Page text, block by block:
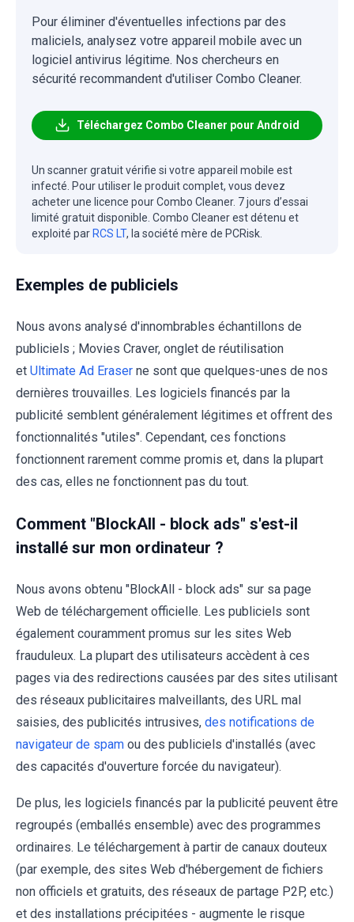
Pour éliminer d'éventuelles infections par des
maliciels, analysez votre appareil mobile avec un
logiciel antivirus légitime. Nos chercheurs en
sécurité recommandent d'utiliser Combo Cleaner.
Téléchargez Combo Cleaner pour Android
Un scanner gratuit vérifie si votre appareil mobile est
infecté. Pour utiliser le produit complet, vous devez
acheter une licence pour Combo Cleaner. 7 jours d’essai
limité gratuit disponible. Combo Cleaner est détenu et
exploité par RCS LT, la société mère de PCRisk.
Exemples de publiciels
Nous avons analysé d'innombrables échantillons de
publiciels ; Movies Craver, onglet de réutilisation
et Ultimate Ad Eraser ne sont que quelques-unes de nos
dernières trouvailles. Les logiciels financés par la
publicité semblent généralement légitimes et offrent des
fonctionnalités "utiles". Cependant, ces fonctions
fonctionnent rarement comme promis et, dans la plupart
des cas, elles ne fonctionnent pas du tout.
Comment "BlockAll - block ads" s'est-il
installé sur mon ordinateur ?
Nous avons obtenu "BlockAll - block ads" sur sa page
Web de téléchargement officielle. Les publiciels sont
également couramment promus sur les sites Web
frauduleux. La plupart des utilisateurs accèdent à ces
pages via des redirections causées par des sites utilisant
des réseaux publicitaires malveillants, des URL mal
saisies, des publicités intrusives, des notifications de
navigateur de spam ou des publiciels d'installés (avec
des capacités d'ouverture forcée du navigateur).
De plus, les logiciels financés par la publicité peuvent être
regroupés (emballés ensemble) avec des programmes
ordinaires. Le téléchargement à partir de canaux douteux
(par exemple, des sites Web d'hébergement de fichiers
non officiels et gratuits, des réseaux de partage P2P, etc.)
et des installations précipitées - augmente le risque